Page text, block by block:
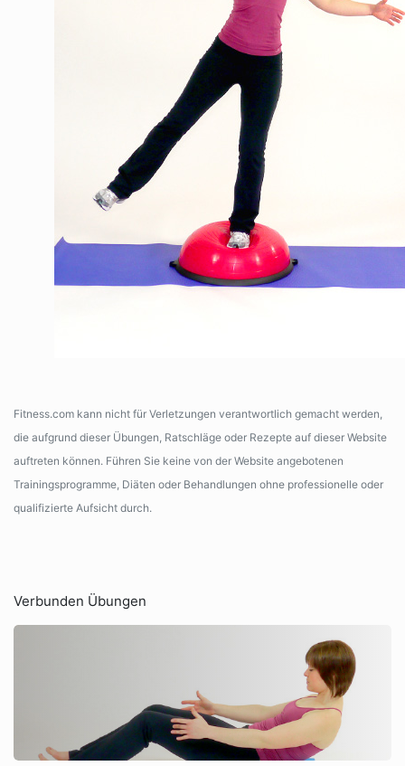
Fitness.com kann nicht für Verletzungen verantwortlich gemacht werden,
die aufgrund dieser Übungen, Ratschläge oder Rezepte auf dieser Website
auftreten können. Führen Sie keine von der Website angebotenen
Trainingsprogramme, Diäten oder Behandlungen ohne professionelle oder
qualifizierte Aufsicht durch.
Verbunden Übungen